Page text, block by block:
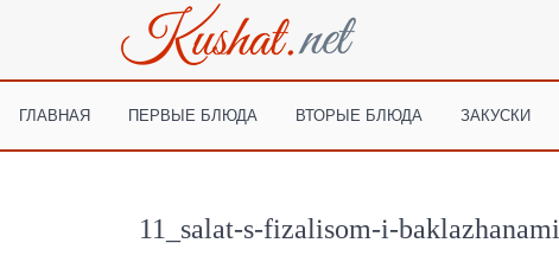
ГЛАВНАЯ ПЕРВЫЕ БЛЮДА ВТОРЫЕ БЛЮДА ЗАКУСКИ
11_salat-s-fizalisom-i-baklazhanami